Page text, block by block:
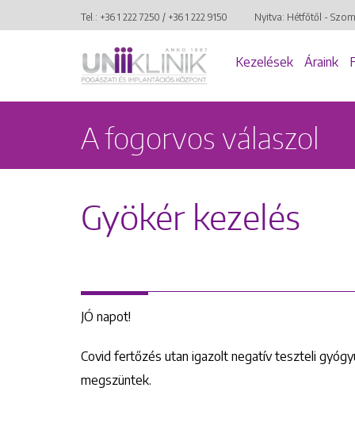
Tel.: +36 1 222 7250 / +36 1 222 9150 Nyitva: Hétfőtől -
Kezelések Áraink
A fogorvos válaszol
Gyökér kezelés
JÓ napot!
Covid fertőzés utan igazolt negatív teszteli
megszüntek.